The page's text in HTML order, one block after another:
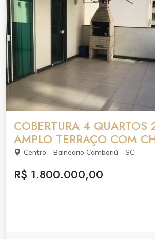
COBERTURA 4 QUARTOS
AMPLO TERRAÇO COM
Centro - Balneário Camboriú - SC
R$ 1.800.000,00